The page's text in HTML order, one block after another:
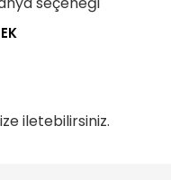
iletebilirsiniz.